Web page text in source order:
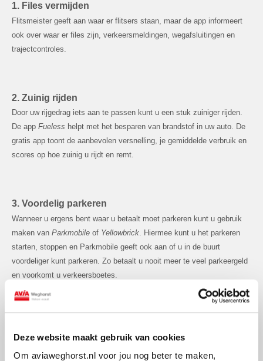
Deze website maakt gebruik van cookies
Om aviaweghorst.nl voor jou nog beter te maken,
1. Files vermijden
Flitsmeister geeft aan waar er flitsers staan, maar de app informeert
ook over waar er files zijn, verkeersmeldingen, wegafsluitingen en
trajectcontroles.
2. Zuinig rijden
Door uw rijgedrag iets aan te passen kunt u een stuk zuiniger rijden.
De app Fueless helpt met het besparen van brandstof in uw auto. De
gratis app toont de aanbevolen versnelling, je gemiddelde verbruik en
scores op hoe zuinig u rijdt en remt.
3. Voordelig parkeren
Wanneer u ergens bent waar u betaalt moet parkeren kunt u gebruik
maken van Parkmobile of Yellowbrick . Hiermee kunt u het parkeren
starten, stoppen en Parkmobile geeft ook aan of u in de buurt
voordeliger kunt parkeren. Zo betaalt u nooit meer te veel parkeergeld
en voorkomt u verkeersboetes.
Als u tijdens het rijden wordt gebeld maar niet handfree kan of wil
bellen, kunt u de appAuto Replygebruiken. Op het moment dat u